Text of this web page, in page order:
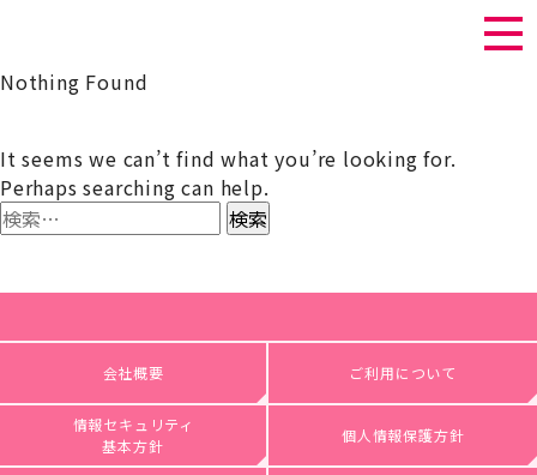
Nothing Found
It seems we can’t find what you’re looking for.
Perhaps searching can help.
検
索:
会社概要 ご利用について
情報セキュリティ
基本方針
個人情報保護方針